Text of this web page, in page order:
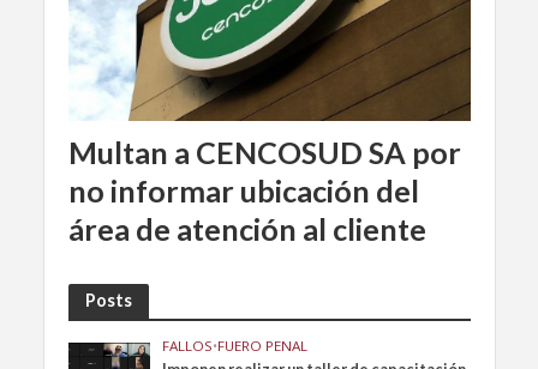
Multan a CENCOSUD SA por
no informar ubicación del
área de atención al cliente
Posts
FALLOS•FUERO PENAL